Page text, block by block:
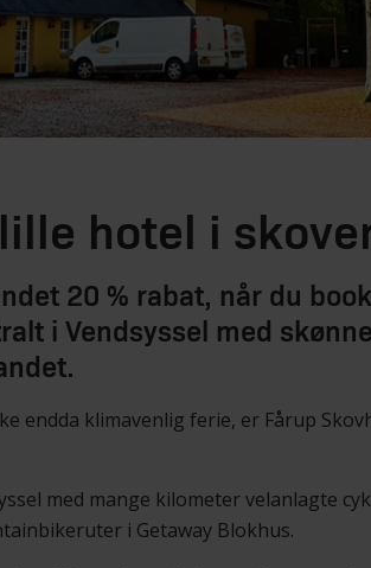
hotel i
20 % rabat, når du
i Vendsyssel med skønne
endda klimavenlig ferie, er Fårup
med mange kilometer velanlagte
i Getaway Blokhus.